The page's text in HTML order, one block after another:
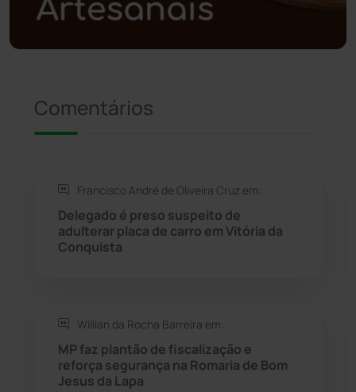
Política
Riacho de Santana
Rio do Antônio
Rio do Pires
Seabra
Sebastião Laranjeiras
Comentários
Francisco André de Oliveira Cruz em:
Delegado é preso suspeito de
adulterar placa de carro em Vitória da
Conquista
Willian da Rocha Barreira em:
MP faz plantão de fiscalização e
reforça segurança na Romaria de Bom
Jesus da Lapa